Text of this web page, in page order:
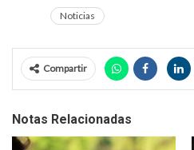
Noticias
Compartir
Notas Relacionadas